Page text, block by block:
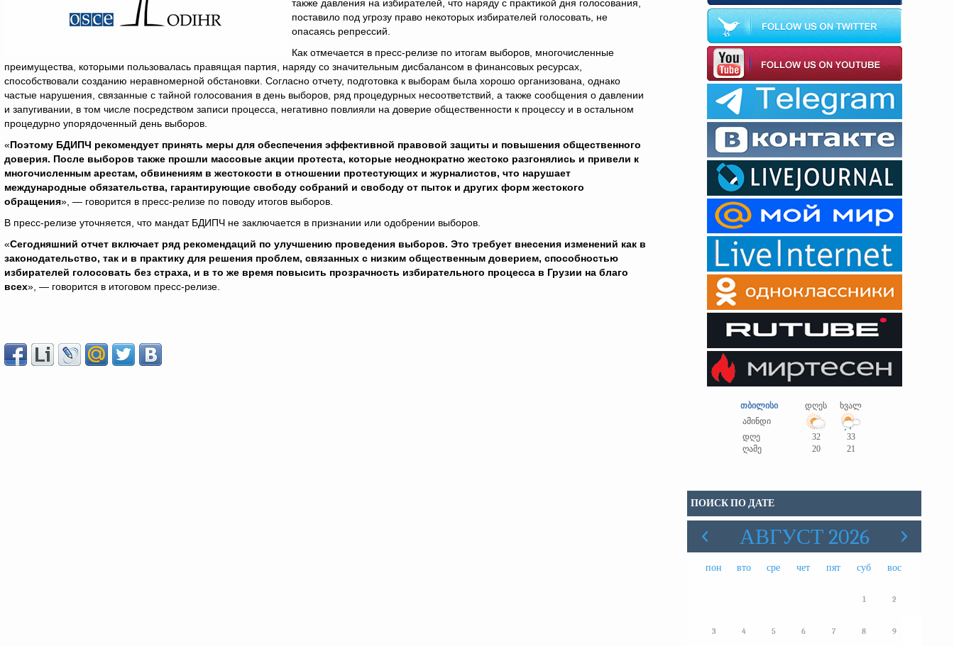
также давления на избирателей, что наряду с практикой дня голосования,
поставило под угрозу право некоторых избирателей голосовать, не
опасаясь репрессий.
Как отмечается в пресс-релизе по итогам выборов, многочисленные
преимущества, которыми пользовалась правящая партия, наряду со значительным дисбалансом в финансовых ресурсах,
способствовали созданию неравномерной обстановки. Согласно отчету, подготовка к выборам была хорошо организована, однако
частые нарушения, связанные с тайной голосования в день выборов, ряд процедурных несоответствий, а также сообщения о давлении
и запугивании, в том числе посредством записи процесса, негативно повлияли на доверие общественности к процессу и в остальном
процедурно упорядоченный день выборов.
«Поэтому БДИПЧ рекомендует принять меры для обеспечения эффективной правовой защиты и повышения общественного
доверия. После выборов также прошли массовые акции протеста, которые неоднократно жестоко разгонялись и привели к
многочисленным арестам, обвинениям в жестокости в отношении протестующих и журналистов, что нарушает
международные обязательства, гарантирующие свободу собраний и свободу от пыток и других форм жестокого
обращения», — говорится в пресс-релизе по поводу итогов выборов.
В пресс-релизе уточняется, что мандат БДИПЧ не заключается в признании или одобрении выборов.
«Сегодняшний отчет включает ряд рекомендаций по улучшению проведения выборов. Это требует внесения изменений как в
законодательство, так и в практику для решения проблем, связанных с низким общественным доверием, способностью
избирателей голосовать без страха, и в то же время повысить прозрачность избирательного процесса в Грузии на благо
всех», — говорится в итоговом пресс-релизе.
თბილისი დღეს
ხვალ
ამინდი
დღე
32
33
ღამე
20 21
ПОИСК ПО ДАТЕ
АВГУСТ 2026
пон вто сре чет пят суб вос
1 2
3 4 5 6 7 8 9